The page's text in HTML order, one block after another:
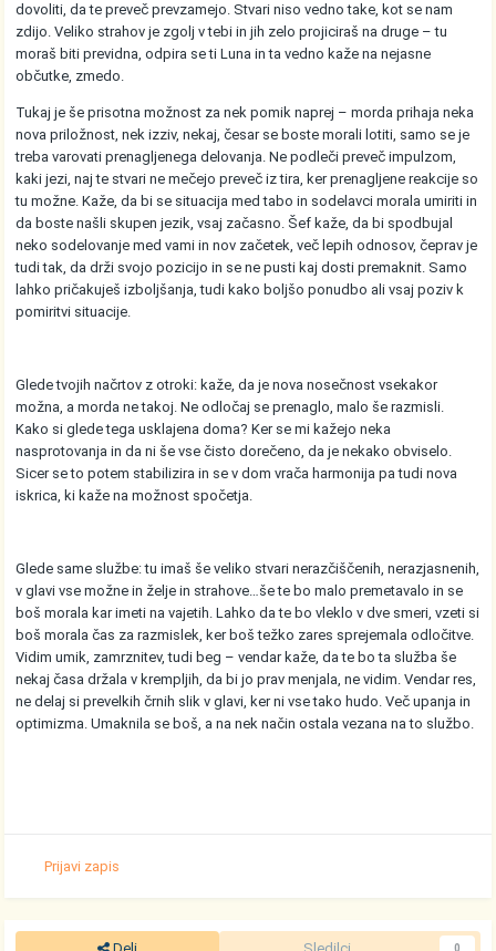
dovoliti, da te preveč prevzamejo. Stvari niso vedno take, kot se nam
zdijo. Veliko strahov je zgolj v tebi in jih zelo projiciraš na druge – tu
moraš biti previdna, odpira se ti Luna in ta vedno kaže na nejasne
občutke, zmedo.
Tukaj je še prisotna možnost za nek pomik naprej – morda prihaja neka
nova priložnost, nek izziv, nekaj, česar se boste morali lotiti, samo se je
treba varovati prenagljenega delovanja. Ne podleči preveč impulzom,
kaki jezi, naj te stvari ne mečejo preveč iz tira, ker prenagljene reakcije so
tu možne. Kaže, da bi se situacija med tabo in sodelavci morala umiriti in
da boste našli skupen jezik, vsaj začasno. Šef kaže, da bi spodbujal
neko sodelovanje med vami in nov začetek, več lepih odnosov, čeprav je
tudi tak, da drži svojo pozicijo in se ne pusti kaj dosti premaknit. Samo
lahko pričakuješ izboljšanja, tudi kako boljšo ponudbo ali vsaj poziv k
pomiritvi situacije.
Glede tvojih načrtov z otroki: kaže, da je nova nosečnost vsekakor
možna, a morda ne takoj. Ne odločaj se prenaglo, malo še razmisli.
Kako si glede tega usklajena doma? Ker se mi kažejo neka
nasprotovanja in da ni še vse čisto dorečeno, da je nekako obviselo.
Sicer se to potem stabilizira in se v dom vrača harmonija pa tudi nova
iskrica, ki kaže na možnost spočetja.
Glede same službe: tu imaš še veliko stvari nerazčiščenih, nerazjasnenih,
v glavi vse možne in želje in strahove…še te bo malo premetavalo in se
boš morala kar imeti na vajetih. Lahko da te bo vleklo v dve smeri, vzeti si
boš morala čas za razmislek, ker boš težko zares sprejemala odločitve.
Vidim umik, zamrznitev, tudi beg – vendar kaže, da te bo ta služba še
nekaj časa držala v krempljih, da bi jo prav menjala, ne vidim. Vendar res,
ne delaj si prevelkih črnih slik v glavi, ker ni vse tako hudo. Več upanja in
optimizma. Umaknila se boš, a na nek način ostala vezana na to službo.
Prijavi zapis